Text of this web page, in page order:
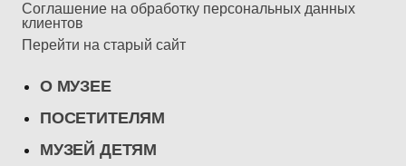
Соглашение на обработку персональных данных
клиентов
Перейти на старый сайт
О МУЗЕЕ
ПОСЕТИТЕЛЯМ
МУЗЕЙ ДЕТЯМ